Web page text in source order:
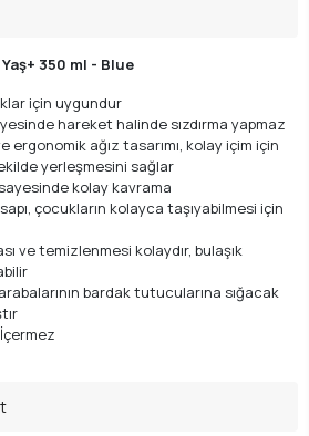
350 ml - Blue
için uygundur
hareket halinde sızdırma yapmaz
ergonomik ağız tasarımı, kolay içim için
yerleşmesini sağlar
kolay kavrama
çocukların kolayca taşıyabilmesi için
ve temizlenmesi kolaydır, bulaşık
bardak tutucularına sığacak